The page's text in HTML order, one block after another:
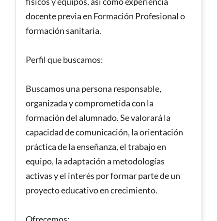
docente previa en Formación Profesional o
formación sanitaria.
Perfil que buscamos:
Buscamos una persona responsable,
organizada y comprometida con la
formación del alumnado. Se valorará la
capacidad de comunicación, la orientación
práctica de la enseñanza, el trabajo en
equipo, la adaptación a metodologías
activas y el interés por formar parte de un
proyecto educativo en crecimiento.